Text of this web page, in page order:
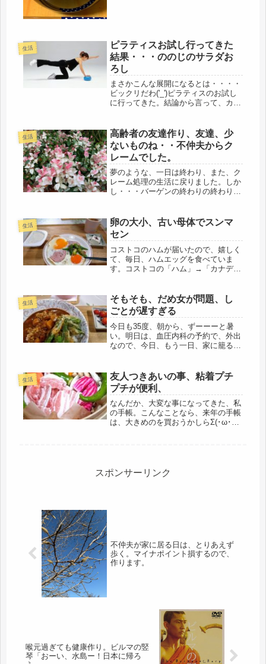
生活
ピラティスお試し行ってきた
結果・・・ののじのサラダお
ろし
まさかこんな展開になるとは・・・・
ビックリだわ('_')ピラティスのお試し
に行ってきた。結論から言って、カー
種類があり、「ボールピラティス」と
いう教室。お試し生徒は、だめ...
生活
高齢者の友達作り、友達、少
ないものね・・不仲夫からク
レームでした。
夢のような、一日は終わり、また、ク
レーム処理の生活に戻りました。しか
し・・・バーゲンの終わりの終わり
既にアウトレットツアーの一件を知っ
てる同僚が、「超楽しかったそうで...
生活
卵の大小、古い母体でスンマ
セン
コストコのハムが届いたので、嬉しく
て、毎日、ハムエッグを食べていま
す。コストコの「ハム」→「カナディ
🎶🎶卵は、ひとり暮らしだと10個入り
は余って、結局は廃棄になるので、私
の場...
生活
そもそも、だめ女が問題、し
ごとが遅すぎる
今日も35度、朝から、ずーーーと暑
い。明日は、血圧内科の予約で、外出
なので、今日、もう一日、家に籠るこ
外気温、オフィスに入る頃には陽も昇
り気温も上がっているけど、それから
は...
生活
友人つきあいの事、粘着プチ
プチが便利、
なんだか、大変な事になってきた、私
の手帳。こんなことなら、来年の手帳
は、大きめのを買おうかしらΣ(･ω･ﾉ)
スポンサーリンク
不仲夫が家に居る日は、とりあえず
歩く。マイナポイント損するので、
作ります。
喉元過ぎても健康作り。ビルマの竪
琴「おーい、水島ー！日本に帰ろ